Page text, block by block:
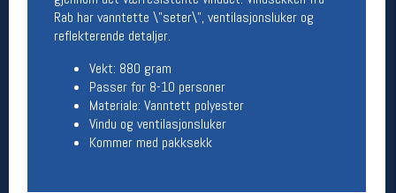
Rab har vanntette \"seter\", ventilasjonsluker og
reflekterende detaljer.
Vekt: 880 gram
Passer for 8-10 personer
Materiale: Vanntett polyester
Vindu og ventilasjonsluker
Kommer med pakksekk
Team Oslo Sportslager
Magasinet
Medlemstilbud og aktiviteter
MELD DEG INN GRATIS